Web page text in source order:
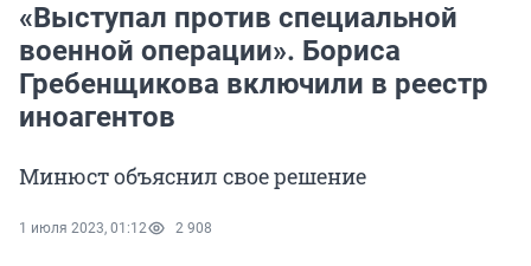
«Выступал против специальной
военной операции». Бориса
Гребенщикова включили в реестр
иноагентов
Минюст объяснил свое решение
1 июля 2023, 01:12 2 908